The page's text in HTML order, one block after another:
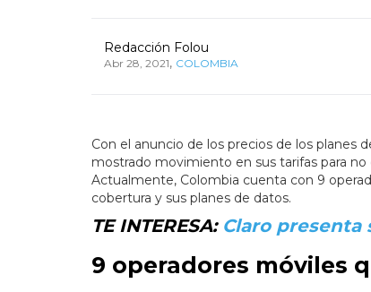
Redacción Folou
Abr 28, 2021, COLOMBIA
Con el anuncio de los precios de los planes
mostrado movimiento en sus tarifas para
Actualmente, Colombia cuenta con 9
cobertura y sus planes de datos.
TE INTERESA: Claro presenta
9 operadores móviles